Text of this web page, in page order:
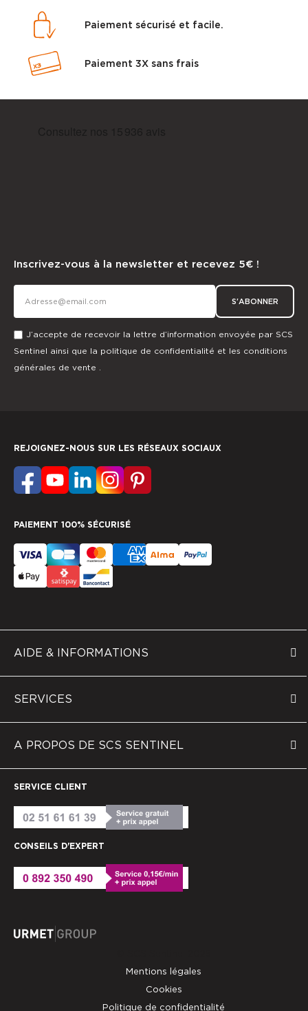
Paiement sécurisé et facile.
Paiement 3X sans frais
Inscrivez-vous à la newsletter et recevez 5€ !
S'ABONNER
J’accepte de recevoir la lettre d’information envoyée par SCS
Sentinel ainsi que la politique de confidentialité et les conditions
générales de vente .
AIDE & INFORMATIONS
SERVICES
A PROPOS DE SCS SENTINEL
SERVICE CLIENT
CONSEILS D'EXPERT
REJOIGNEZ-NOUS SUR LES RÉSEAUX SOCIAUX
PAIEMENT 100% SÉCURISÉ
Mentions légales
Cookies
Politique de confidentialité